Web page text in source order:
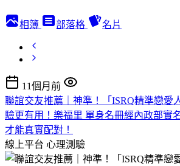
相簿 部落格 名片
11個月前
聯誼交友推薦｜神準！「ISRQ精準戀愛
驗更有用！樂福里 單身名冊經內政部實
才能真實配對！
線上平台 心理測驗